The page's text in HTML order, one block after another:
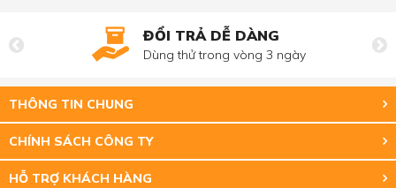
ĐỔI TRẢ DỄ DÀNG
Dùng thử trong vòng 3 ngày
THÔNG TIN CHUNG
CHÍNH SÁCH CÔNG TY
HỖ TRỢ KHÁCH HÀNG